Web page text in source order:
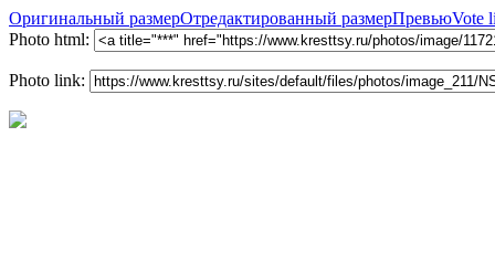
Оригинальный размерОтредактированный размерПревьюVote
Photo html:
Photo link: